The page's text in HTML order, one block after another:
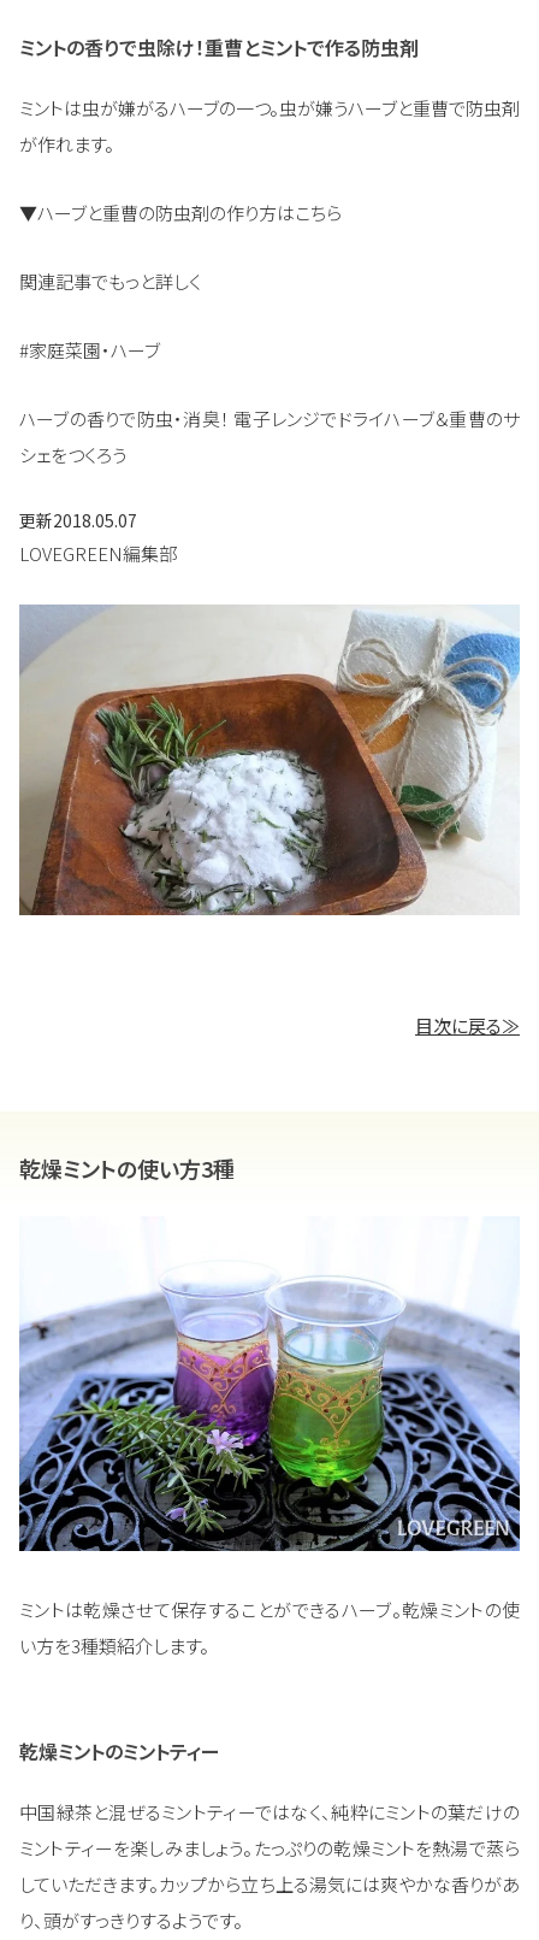
ミントの香りで虫除け！重曹とミントで作る防虫剤
ミントは虫が嫌がるハーブの一つ。虫が嫌うハーブと重曹で防虫剤
が作れます。
▼ハーブと重曹の防虫剤の作り方はこちら
関連記事でもっと詳しく
#家庭菜園・ハーブ
ハーブの香りで防虫・消臭！ 電子レンジでドライハーブ＆重曹のサ
シェをつくろう
更新2018.05.07
LOVEGREEN編集部
目次に戻る≫
乾燥ミントの使い方3種
ミントは乾燥させて保存することができるハーブ。乾燥ミントの使
い方を3種類紹介します。
乾燥ミントのミントティー
中国緑茶と混ぜるミントティーではなく、純粋にミントの葉だけの
ミントティーを楽しみましょう。たっぷりの乾燥ミントを熱湯で蒸ら
していただきます。カップから立ち上る湯気には爽やかな香りがあ
り、頭がすっきりするようです。